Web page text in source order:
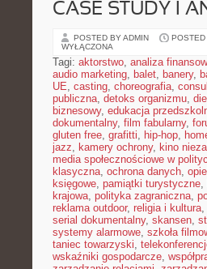
CASE STUDY I
POSTED BY ADMIN
WYŁĄCZONA
Tagi: aktorstwo, analiza
audio marketing, balet, banery,
UE, casting, choreografia,
publiczna, detoks organizmu,
biznesowy, edukacja
dokumentalny, film fabularny,
gluten free, grafitti, hip-hop,
jazz, kamery ochrony, kino
media społecznościowe w
klasyczna, ochrona danych,
księgowe, pamiątki turystyczne,
krajowa, polityka zagraniczna,
reklama outdoor, religia i kultura,
serial dokumentalny, skansen,
systemy alarmowe, szkoła
taniec towarzyski,
wskaźniki gospodarcze,